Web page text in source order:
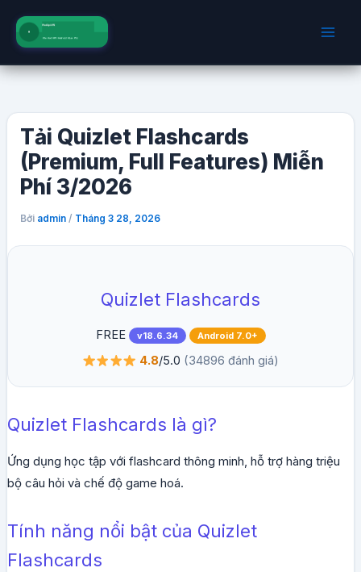
dung
Tải Quizlet Flashcards
(Premium, Full Features) Miễn
Phí 3/2026
Bởi admin / Tháng 3 28, 2026
Quizlet Flashcards
FREE v18.6.34 Android 7.0+
4.8/5.0 (34896 đánh giá)
Quizlet Flashcards là gì?
Ứng dụng học tập với flashcard thông minh, hỗ trợ hàng triệu
bộ câu hỏi và chế độ game hoá.
Tính năng nổi bật của Quizlet
Flashcards